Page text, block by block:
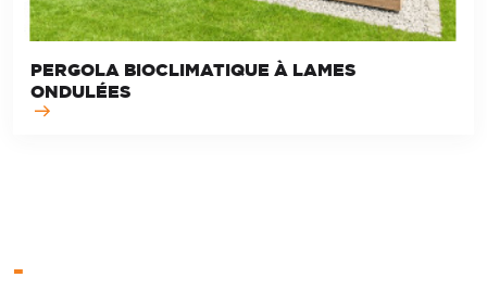
PERGOLA BIOCLIMATIQUE À LAMES
ONDULÉES
-